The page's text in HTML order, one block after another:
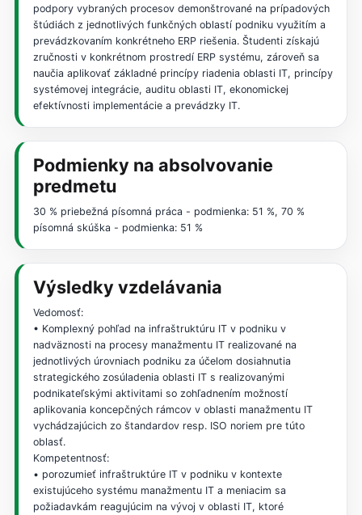
podpory vybraných procesov demonštrované na prípadových
štúdiách z jednotlivých funkčných oblastí podniku využitím a
prevádzkovaním konkrétneho ERP riešenia. Študenti získajú
zručnosti v konkrétnom prostredí ERP systému, zároveň sa
naučia aplikovať základné princípy riadenia oblasti IT, princípy
systémovej integrácie, auditu oblasti IT, ekonomickej
efektívnosti implementácie a prevádzky IT.
Podmienky na absolvovanie
predmetu
30 % priebežná písomná práca - podmienka: 51 %, 70 %
písomná skúška - podmienka: 51 %
Výsledky vzdelávania
Vedomosť:
• Komplexný pohľad na infraštruktúru IT v podniku v
nadväznosti na procesy manažmentu IT realizované na
jednotlivých úrovniach podniku za účelom dosiahnutia
strategického zosúladenia oblasti IT s realizovanými
podnikateľskými aktivitami so zohľadnením možností
aplikovania koncepčných rámcov v oblasti manažmentu IT
vychádzajúcich zo štandardov resp. ISO noriem pre túto
oblasť.
Kompetentnosť:
• porozumieť infraštruktúre IT v podniku v kontexte
existujúceho systému manažmentu IT a meniacim sa
požiadavkám reagujúcim na vývoj v oblasti IT, ktoré